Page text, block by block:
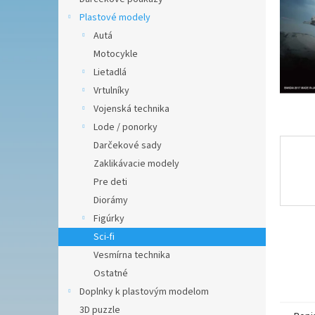
Plastové modely
Autá
Motocykle
Lietadlá
Vrtulníky
Vojenská technika
Lode / ponorky
Darčekové sady
Zaklikávacie modely
Pre deti
Diorámy
Figúrky
Sci-fi
Vesmírna technika
Ostatné
Doplnky k plastovým modelom
3D puzzle